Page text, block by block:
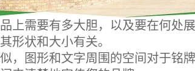
需要有多大胆，以及要在何处展
形状和大小有关。
图形和文字周围的空间对于铭